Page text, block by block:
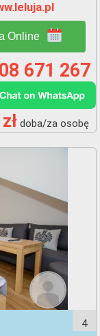
Online
671 267
doba/za osobę
4